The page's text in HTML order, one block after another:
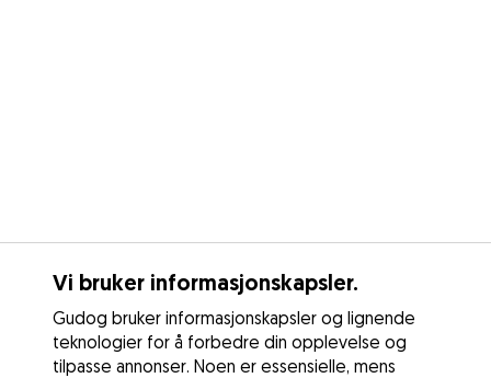
Vi bruker informasjonskapsler.
Gudog bruker informasjonskapsler og lignende
teknologier for å forbedre din opplevelse og
tilpasse annonser. Noen er essensielle, mens